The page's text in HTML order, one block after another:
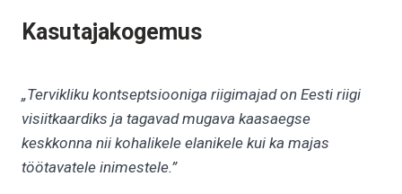
Kasutajakogemus
„Tervikliku kontseptsiooniga riigimajad on Eesti riigi
visiitkaardiks ja tagavad mugava kaasaegse
keskkonna nii kohalikele elanikele kui ka majas
töötavatele inimestele.”